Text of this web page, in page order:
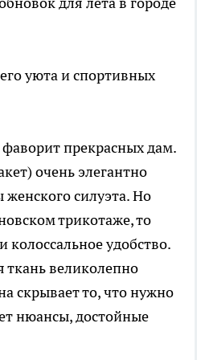
уюта и спортивных
прекрасных дам.
очень элегантно
силуэта. Но
трикотаже, то
колоссальное удобство.
ткань великолепно
скрывает то, что нужно
нюансы, достойные